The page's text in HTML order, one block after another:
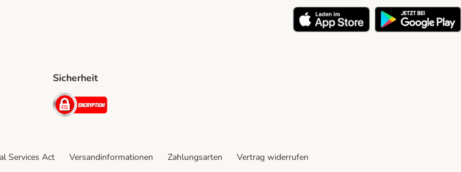
Sicherheit
Security
Services Act Versandinformationen Zahlungsarten
Vertrag widerrufen